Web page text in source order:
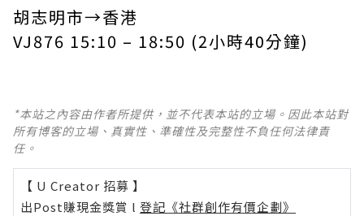
胡志明市→香港
VJ876 15:10 – 18:50 (2小時40分鐘)
*本站之內容由作者所提供，並不代表本站的立場。因此本站對
所有博客的立場、真實性、準確性及完整性不負任何法律責
任。
【 U Creator 招募 】
出Post賺現金獎賞 l 登記《社群創作有價企劃》